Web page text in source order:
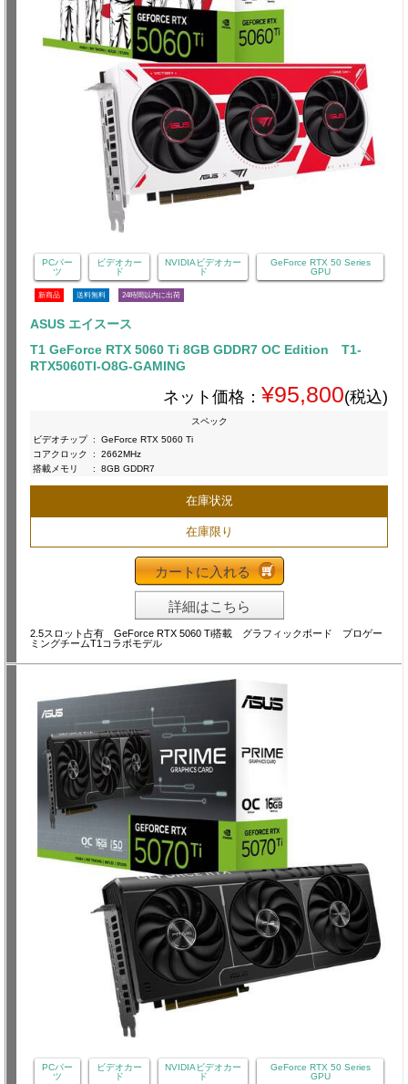
PCパー
ツ
ビデオカー
ド
NVIDIAビデオカー
ド
GeForce RTX 50 Series
GPU
新商品 送料無料 24時間以内に出荷
ASUS エイスース
T1 GeForce RTX 5060 Ti 8GB GDDR7 OC Edition T1-
RTX5060TI-O8G-GAMING
ネット価格： ¥95,800(税込)
スペック
ビデオチップ :
GeForce RTX 5060 Ti
コアクロック
:
2662MHz
搭載メモリ
: 8GB GDDR7
在庫状況
在庫限り
カートに入れる
詳細はこちら
2.5スロット占有 GeForce RTX 5060 Ti搭載 グラフィックボード プロゲー
ミングチームT1コラボモデル
PCパー
ツ
ビデオカー
ド
NVIDIAビデオカー
ド
GeForce RTX 50 Series
GPU